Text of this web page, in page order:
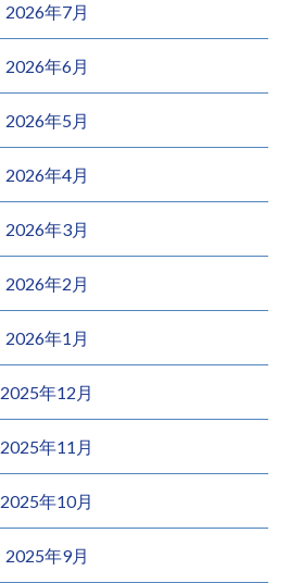
2026年7月
2026年6月
2026年5月
2026年4月
2026年3月
2026年2月
2026年1月
2025年12月
2025年11月
2025年10月
2025年9月